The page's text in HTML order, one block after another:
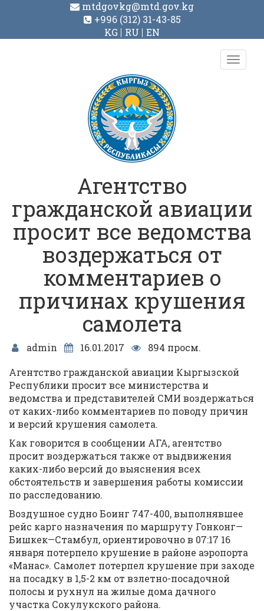
mtdgovkg@mtd.gov.kg
+996 (312) 31-43-85
KG
RU EN
Toggle
Агентство
гражданской авиации
просит все ведомства
воздержаться от
комментариев о
причинах крушения
самолета
admin 16.01.2017
894 просм.
Агентство гражданской авиации Кыргызской
Республики просит все министерства и
ведомства и представителей СМИ воздержаться
от каких-либо комментариев по поводу причин
и версий крушения самолета.
Как говорится в сообщении АГА, агентство
просит воздержаться также от выдвижения
каких-либо версий до выяснения всех
обстоятельств и завершения работы комиссии
по расследованию.
Воздушное судно Боинг 747-400, выполнявшее
рейс карго назначения по маршруту Гонконг—
Бишкек—Стамбул, ориентировочно в 07:17 16
января потерпело крушение в районе аэропорта
«Манас». Самолет потерпел крушение при заходе
на посадку в 1,5-2 км от взлетно-посадочной
полосы и рухнул на жилые дома дачного
участка Сокулукского района.